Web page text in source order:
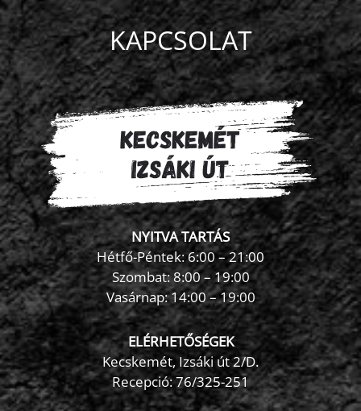
KAPCSOLAT
NYITVA TARTÁS
Hétfő-Péntek: 6:00 – 21:00
Szombat: 8:00 – 19:00
Vasárnap: 14:00 – 19:00
ELÉRHETŐSÉGEK
Kecskemét, Izsáki út 2/D.
Recepció:76/325-251